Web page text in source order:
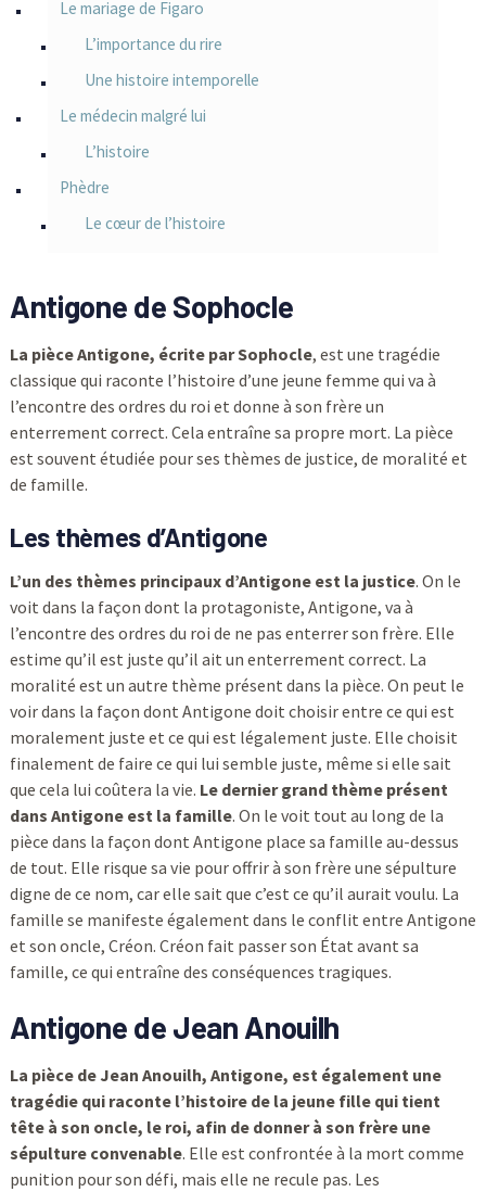
Le mariage de Figaro
L’importance du rire
Une histoire intemporelle
Le médecin malgré lui
L’histoire
Phèdre
Le cœur de l’histoire
Antigone de Sophocle
La pièce Antigone, écrite par Sophocle, est une tragédie
classique qui raconte l’histoire d’une jeune femme qui va à
l’encontre des ordres du roi et donne à son frère un
enterrement correct. Cela entraîne sa propre mort. La pièce
est souvent étudiée pour ses thèmes de justice, de moralité et
de famille.
Les thèmes d’Antigone
L’un des thèmes principaux d’Antigone est la justice. On le
voit dans la façon dont la protagoniste, Antigone, va à
l’encontre des ordres du roi de ne pas enterrer son frère. Elle
estime qu’il est juste qu’il ait un enterrement correct. La
moralité est un autre thème présent dans la pièce. On peut le
voir dans la façon dont Antigone doit choisir entre ce qui est
moralement juste et ce qui est légalement juste. Elle choisit
finalement de faire ce qui lui semble juste, même si elle sait
que cela lui coûtera la vie. Le dernier grand thème présent
dans Antigone est la famille. On le voit tout au long de la
pièce dans la façon dont Antigone place sa famille au-dessus
de tout. Elle risque sa vie pour offrir à son frère une sépulture
digne de ce nom, car elle sait que c’est ce qu’il aurait voulu. La
famille se manifeste également dans le conflit entre Antigone
et son oncle, Créon. Créon fait passer son État avant sa
famille, ce qui entraîne des conséquences tragiques.
Antigone de Jean Anouilh
La pièce de Jean Anouilh, Antigone, est également une
tragédie qui raconte l’histoire de la jeune fille qui tient
tête à son oncle, le roi, afin de donner à son frère une
sépulture convenable. Elle est confrontée à la mort comme
punition pour son défi, mais elle ne recule pas. Les